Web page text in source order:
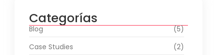
Categorías
Blog
(5)
Case Studies
(2)